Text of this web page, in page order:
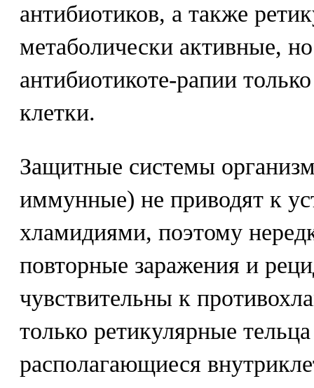
антибиотиков, а также
метаболически активные,
антибиотикоте-рапии
клетки.
Защитные системы
иммунные) не приводят к
хламидиями, поэтому
повторные заражения и
чувствительны к
только ретикулярные
располагающиеся